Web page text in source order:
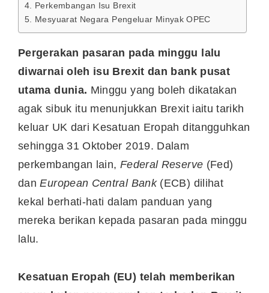
4. Perkembangan Isu Brexit
5. Mesyuarat Negara Pengeluar Minyak OPEC
Pergerakan pasaran pada minggu lalu
diwarnai oleh isu Brexit dan bank pusat
utama dunia. Minggu yang boleh dikatakan
agak sibuk itu menunjukkan Brexit iaitu tarikh
keluar UK dari Kesatuan Eropah ditangguhkan
sehingga 31 Oktober 2019. Dalam
perkembangan lain, Federal Reserve (Fed)
danEuropean Central Bank(ECB) dilihat
kekal berhati-hati dalam panduan yang
mereka berikan kepada pasaran pada minggu
lalu.
Kesatuan Eropah (EU) telah memberikan